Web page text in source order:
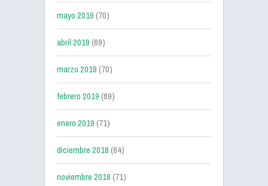
mayo 2019(70)
abril 2019(69)
marzo 2019(70)
febrero 2019(69)
enero 2019(71)
diciembre 2018(64)
noviembre 2018(71)